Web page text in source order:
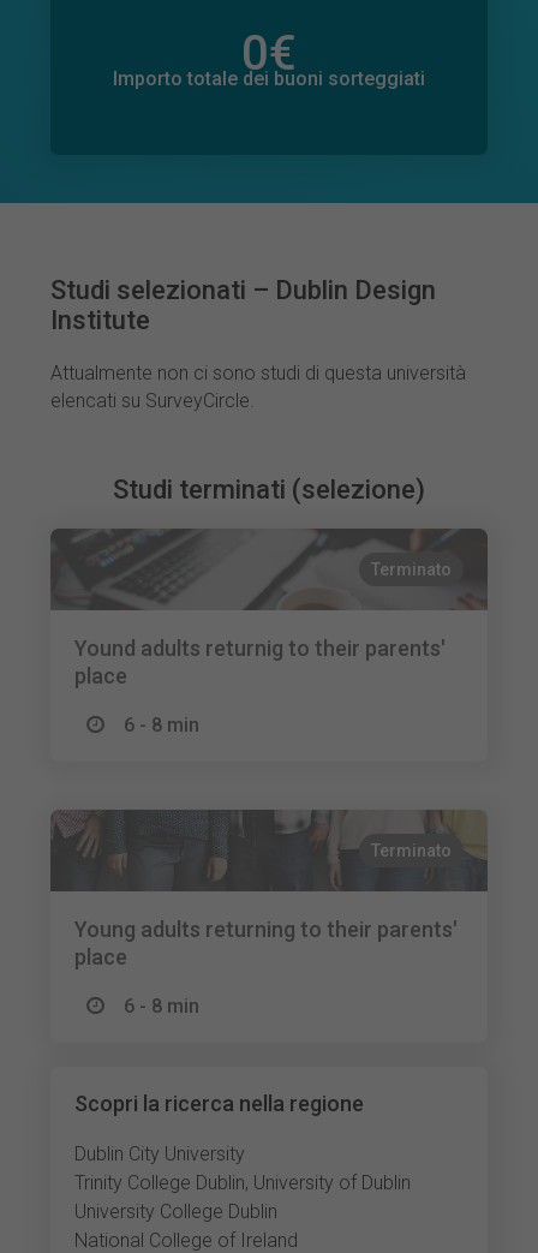
0€
Importo totale dei buoni sorteggiati
0€
Importo totale delle donazioni promesse
Studi selezionati – Dublin Design
Institute
Attualmente non ci sono studi di questa università
elencati su SurveyCircle.
Studi terminati (selezione)
Terminato
Yound adults returnig to their parents'
place
6 - 8 min
Terminato
Young adults returning to their parents'
place
6 - 8 min
Scopri la ricerca nella regione
Dublin City University
Trinity College Dublin, University of Dublin
University College Dublin
National College of Ireland